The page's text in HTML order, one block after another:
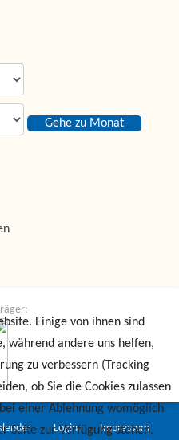
Gehe zu Monat
Login Impressum
Einige von ihnen sind
während andere uns helfen,
zu verbessern (Tracking
ob Sie die Cookies zulassen
einer Ablehnung womöglich
Seite zur Verfügung stehen.